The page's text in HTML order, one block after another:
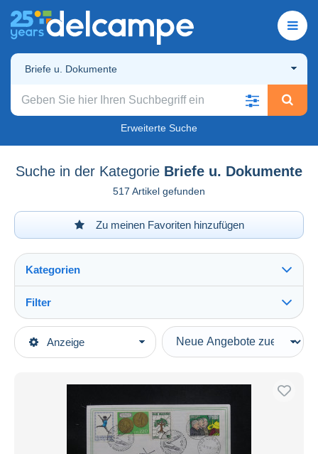
Briefe u. Dokumente
Erweiterte Suche
Suche in der Kategorie Briefe u. Dokumente
517 Artikel gefunden
Zu meinen Favoriten hinzufügen
Anzeige
Kategorien
Hauptkategorien
Europa
San Marino
1980-89
Filter
Art der Verkäufe
Laufende Angebote
Auktionen ohne Gebote
Auktionshäuser